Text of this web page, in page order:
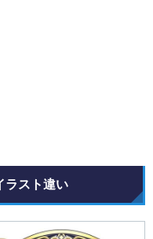
ラスト違い